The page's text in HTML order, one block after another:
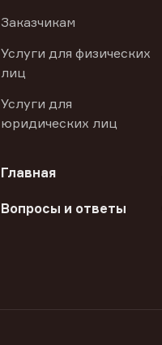
Заказчикам
Услуги для физических
лиц
Услуги для
юридических лиц
Главная
Вопросы и ответы